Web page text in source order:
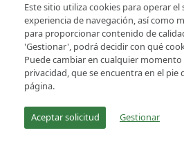
Ficha
Este sitio utiliza cookies para operar el
experiencia de navegación, así como
para proporcionar contenido de
'Gestionar', podrá decidir con qué
Puede cambiar en cualquier
privacidad, que se encuentra en el pie
página.
Aceptar solicitud Gestionar